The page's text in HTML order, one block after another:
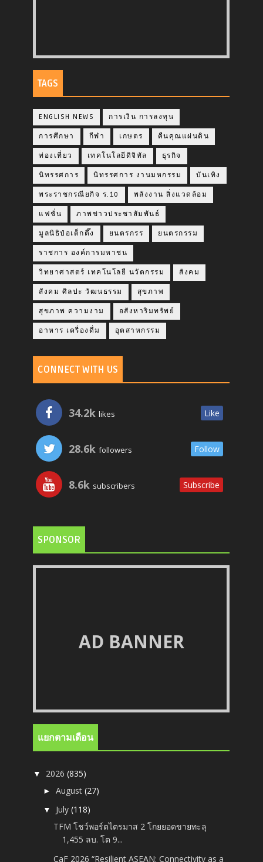
TAGS
ENGLISH NEWS การเงิน การลงทุน
การศึกษา กีฬา เกษตร คืนคุณแผ่นดิน
ท่องเที่ยว เทคโนโลยีดิจิทัล ธุรกิจ
นิทรรศการ นิทรรศการ งานมหกรรม บันเทิง
พระราชกรณียกิจ ร.10 พลังงาน สิ่งแวดล้อม
แฟชั่น ภาพข่าวประชาสัมพันธ์
มูลนิธิป่อเต็กตึ๊ง ยนตรกรร ยนตรกรรม
ราชการ องค์การมหาชน
วิทยาศาสตร์ เทคโนโลยี นวัตกรรม สังคม
สังคม ศิลปะ วัฒนธรรม สุขภาพ
สุขภาพ ความงาม อสังหาริมทรัพย์
อาหาร เครื่องดื่ม อุตสาหกรรม
CONNECT WITH US
34.2k likes Like
28.6k followers Follow
8.6k subscribers Subscribe
SPONSOR
AD BANNER
แยกตามเดือน
▼ 2026(835)
►August(27)
▼ July(118)
TFM โชว์พอร์ตไตรมาส 2 โกยยอดขายทะลุ
1,455 ลบ. โต 9...
CaF 2026 “Resilient ASEAN: Connectivity as a